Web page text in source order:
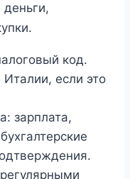
деньги,
код.
если это
зарплата,